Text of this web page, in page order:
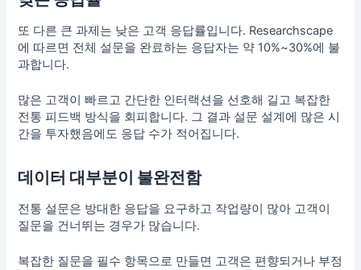
또 다른 큰 과제는 낮은 고객 응답률입니다. Researchscape
에 따르면 전체 설문을 완료하는 응답자는 약 10%~30%에 불
과합니다.
많은 고객이 빠르고 간단한 인터랙션을 선호해 길고 복잡한
전통 피드백 방식을 회피합니다. 그 결과 설문 설계에 많은 시
간을 투자했음에도 응답 수가 적어집니다.
데이터 대부분이 불완전함
전통 설문은 방대한 응답을 요구하고 작업량이 많아 고객이
질문을 건너뛰는 경우가 많습니다.
복잡한 질문을 필수 항목으로 만들면 고객은 편향되거나 부정